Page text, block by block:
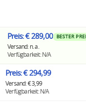
Preis: € 289,00 BESTER
Versand: n. a.
Verfügbarkeit: N/A
Preis: € 294,99
Versand: € 3,99
Verfügbarkeit: N/A